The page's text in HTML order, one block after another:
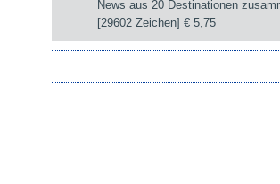
News aus 20 Destinationen
[29602 Zeichen]€ 5,75